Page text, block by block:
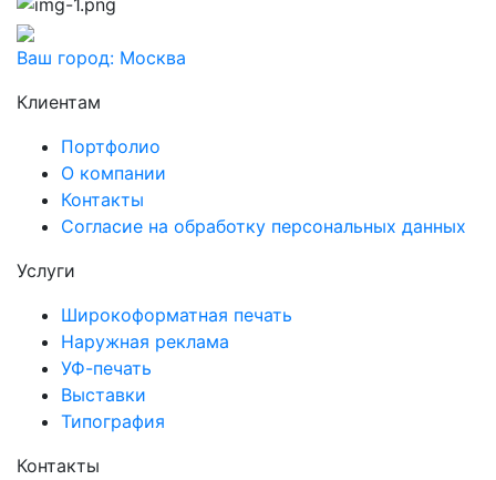
Ваш город: Москва
Клиентам
Портфолио
О компании
Контакты
Согласие на обработку персональных данных
Услуги
Широкоформатная печать
Наружная реклама
УФ-печать
Выставки
Типография
Контакты